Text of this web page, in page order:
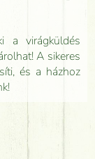
a virágküldés
A sikeres
és a házhoz